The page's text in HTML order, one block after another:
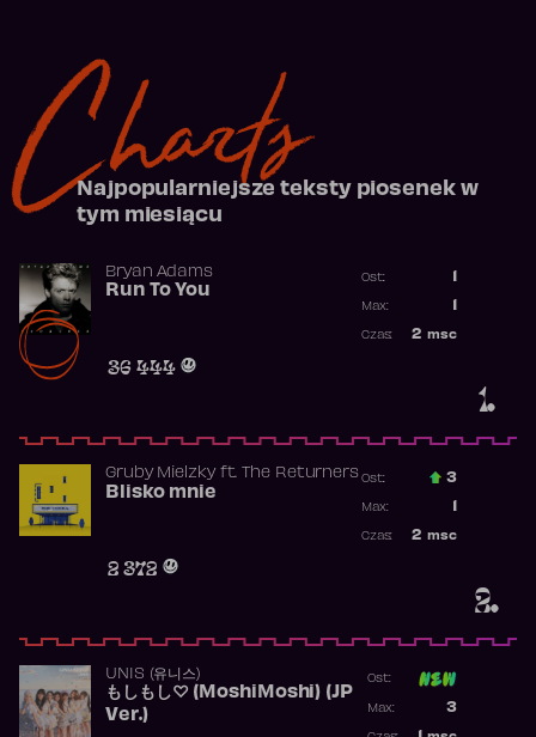
Charts
Najpopularniejsze teksty piosenek w
tym miesiącu
1.
Bryan Adams
Run To You
36 444
Ost.:
Max:
2 msc
Czas:
2.
Gruby Mielzkyft. The Returners
Blisko mnie
2 372
Ost.: 3
Max:
2 msc
Czas:
UNIS (유니스)
もしもし♡ (MoshiMoshi) (JP
Ver.)
Ost:
3
Max: